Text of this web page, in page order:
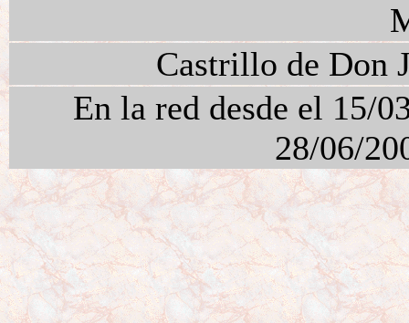
Castrillo de Don
En la red desde el 15/
28/06/